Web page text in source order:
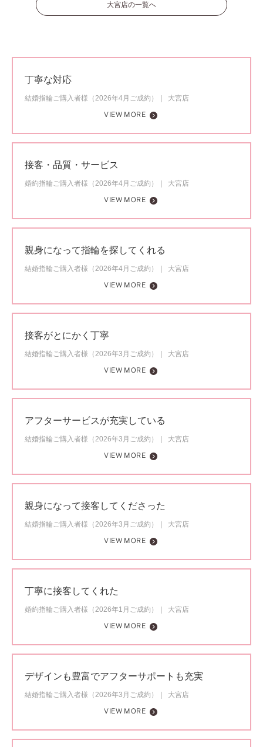
大宮店の一覧へ
丁寧な対応
結婚指輪ご購入者様（2026年4月ご成約）
大宮店
VIEW MORE
接客・品質・サービス
婚約指輪ご購入者様（2026年4月ご成約）
大宮店
VIEW MORE
親身になって指輪を探してくれる
結婚指輪ご購入者様（2026年4月ご成約）
大宮店
VIEW MORE
接客がとにかく丁寧
結婚指輪ご購入者様（2026年3月ご成約）
大宮店
VIEW MORE
アフターサービスが充実している
結婚指輪ご購入者様（2026年3月ご成約）
大宮店
VIEW MORE
親身になって接客してくださった
結婚指輪ご購入者様（2026年3月ご成約）
大宮店
VIEW MORE
丁寧に接客してくれた
婚約指輪ご購入者様（2026年1月ご成約）
大宮店
VIEW MORE
デザインも豊富でアフターサポートも充実
結婚指輪ご購入者様（2026年3月ご成約）
大宮店
VIEW MORE